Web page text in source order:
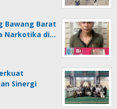
Bawang Barat
Narkotika di…
Sinergi